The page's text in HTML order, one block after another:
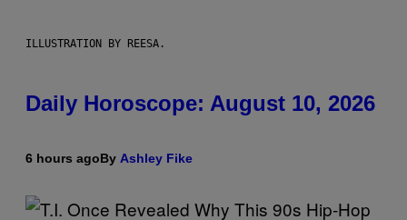
ILLUSTRATION BY REESA.
Daily Horoscope: August 10, 2026
6 hours agoBy Ashley Fike